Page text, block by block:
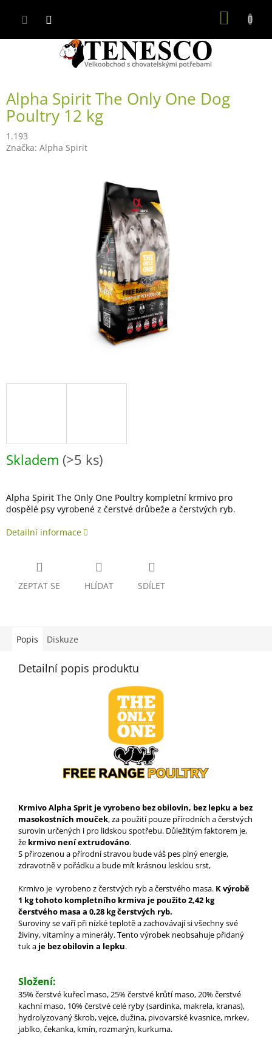
Alpha Spirit The Only One Dog
Poultry 12 kg
1.193
Značka: Alpha Spirit
Skladem (>5 ks)
Alpha Spirit The Only One Poultry kompletní krmivo pro
dospělé psy vyrobené z čerstvé drůbeže a čerstvých ryb.
Detailní informace
ZEPTAT SE HLÍDAT SDÍLET
Popis Diskuze
Detailní popis produktu
Krmivo Alpha Sprit je vyrobeno bez obilovin, bez lepku a bez
masokostních mouček, za použití pouze přírodních a čerstvých
surovin určených i pro lidskou spotřebu. Důležitým faktorem je,
že krmivo není extrudováno.
S přirozenou a přírodní stravou bude váš pes plný energie,
zdravotně v pořádku a bude mít krásnou lesklou srst,
Krmivo je vyrobeno z čerstvých ryb a čerstvého masa. K výrobě
1 kg tohoto kompletního krmiva je použito 2,42 kg
čerstvého masa a 0,28 kg čerstvých ryb.
Suroviny se vaří při nízké teplotě a zachovávají si všechny své
živiny, vitamíny a minerály. Tento výrobek neobsahuje přidaný
tuk a je bez obilovin a lepku.
Složení:
35% čerstvé kuřecí maso, 25% čerstvé krůtí maso, 20% čerstvé
kachní maso, 10% čerstvé celé ryby (sardinka, makrela, kranas),
hydrolyzovaný škrob, vejce, dužina, pivovarské kvasnice, mrkev,
jablko, čekanka, kmín, rozmarýn, kurkuma.